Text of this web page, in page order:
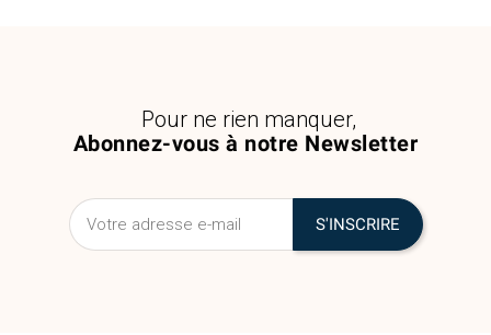
Abonnez-vous à notre Newsletter
Pour ne rien manquer,